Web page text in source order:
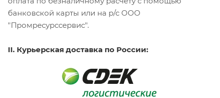
банковской карты или на р/с ООО
"Промресурссервис".
II. Курьерская доставка по России: